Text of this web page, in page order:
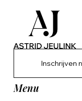
Inschrijven
Menu